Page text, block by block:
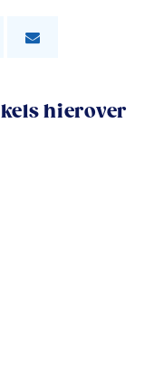
hierover